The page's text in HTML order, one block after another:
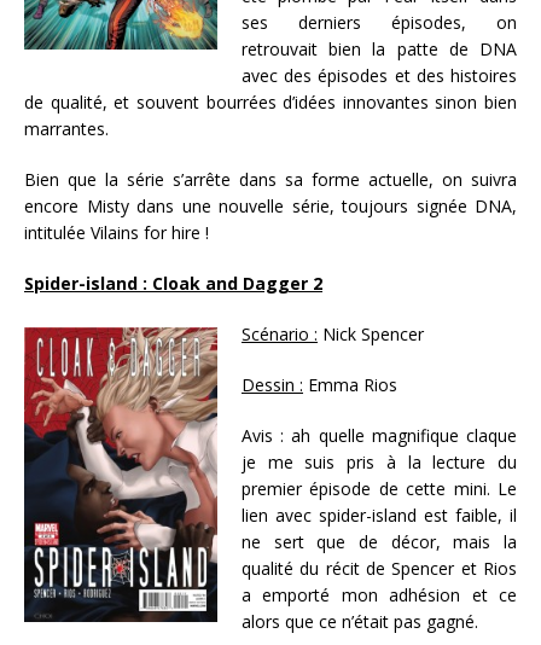
ses derniers épisodes, on
retrouvait bien la patte de DNA
avec des épisodes et des histoires
de qualité, et souvent bourrées d’idées innovantes sinon bien
marrantes.
Bien que la série s’arrête dans sa forme actuelle, on suivra
encore Misty dans une nouvelle série, toujours signée DNA,
intitulée Vilains for hire !
Spider-island : Cloak and Dagger 2
Scénario : Nick Spencer
Dessin : Emma Rios
Avis : ah quelle magnifique claque
je me suis pris à la lecture du
premier épisode de cette mini. Le
lien avec spider-island est faible, il
ne sert que de décor, mais la
qualité du récit de Spencer et Rios
a emporté mon adhésion et ce
alors que ce n’était pas gagné.